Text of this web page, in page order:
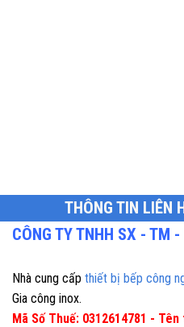
THÔNG TIN LIÊN
CÔNG TY TNHH SX - TM
Nhà cung cấp thiết bị bếp công
Gia công inox.
Mã Số Thuế: 0312614781 -